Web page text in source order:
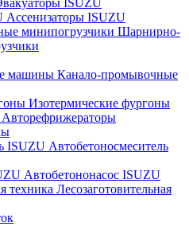
Ассенизаторы ISUZU
Шарнирно-
Канало-промывочные
Изотермические фургоны
Авторефрижераторы
Автобетоносмеситель
Автобетононасос ISUZU
Лесозаготовительная